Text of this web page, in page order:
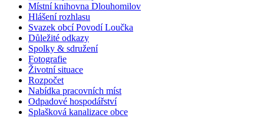
Místní knihovna Dlouhomilov
Hlášení rozhlasu
Svazek obcí Povodí Loučka
Důležité odkazy
Spolky & sdružení
Fotografie
Životní situace
Rozpočet
Nabídka pracovních míst
Odpadové hospodářství
Splašková kanalizace obce